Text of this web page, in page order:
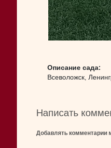
Описание сада:
Всеволожск,
Написать
Добавлять комментарии